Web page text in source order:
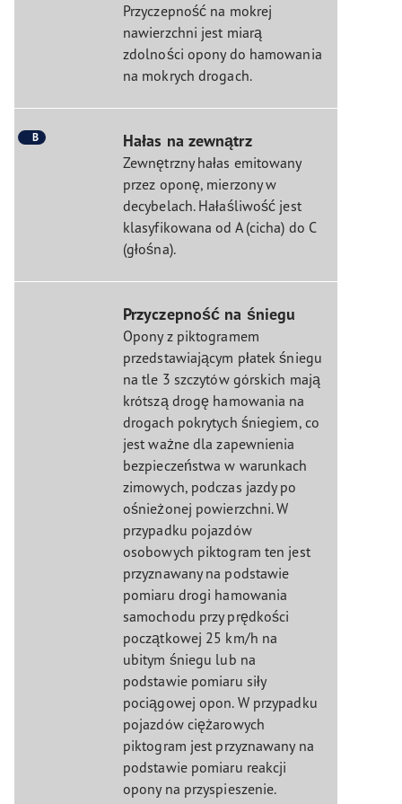
Przyczepność na mokrej
nawierzchni jest miarą
zdolności opony do hamowania
na mokrych drogach.
B Hałas na zewnątrz
Zewnętrzny hałas emitowany
przez oponę, mierzony w
decybelach. Hałaśliwość jest
klasyfikowana od A (cicha) do C
(głośna).
Przyczepność na śniegu
Opony z piktogramem
przedstawiającym płatek śniegu
na tle 3 szczytów górskich mają
krótszą drogę hamowania na
drogach pokrytych śniegiem, co
jest ważne dla zapewnienia
bezpieczeństwa w warunkach
zimowych, podczas jazdy po
ośnieżonej powierzchni. W
przypadku pojazdów
osobowych piktogram ten jest
przyznawany na podstawie
pomiaru drogi hamowania
samochodu przy prędkości
początkowej 25 km/h na
ubitym śniegu lub na
podstawie pomiaru siły
pociągowej opon. W przypadku
pojazdów ciężarowych
piktogram jest przyznawany na
podstawie pomiaru reakcji
opony na przyspieszenie.